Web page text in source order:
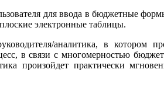
для ввода в бюджетные
электронные таблицы.
аналитика, в котором
в связи с многомерностью
произойдет практически